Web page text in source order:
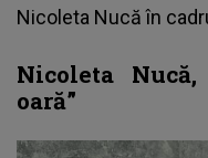
Nicoleta Nucă în
Nicoleta
oară”